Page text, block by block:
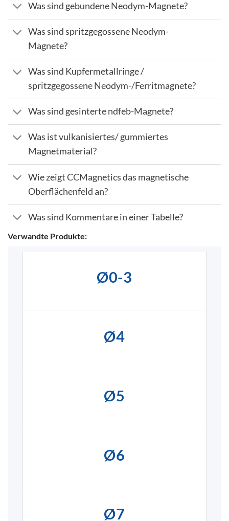
Was sind gebundene Neodym-Magnete?
Was sind spritzgegossene Neodym-
Magnete?
Was sind Kupfermetallringe /
spritzgegossene Neodym-/Ferritmagnete?
Was sind gesinterte ndfeb-Magnete?
Was ist vulkanisiertes/ gummiertes
Magnetmaterial?
Wie zeigt CCMagnetics das magnetische
Oberflächenfeld an?
Was sind Kommentare in einer Tabelle?
Verwandte Produkte:
Ø0-3
Ø4
Ø5
Ø6
Ø7